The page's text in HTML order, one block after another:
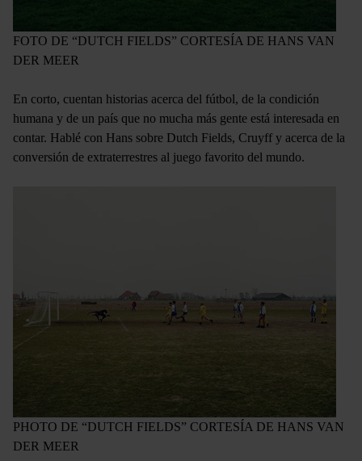
FOTO DE “DUTCH FIELDS” CORTESÍA DE HANS VAN
DER MEER
En corto, cuentan historias acerca del fútbol, de la condición
humana y de un país que no mucha más gente está interesada en
contar. Hablé con Hans sobre Dutch Fields, Cruyff y acerca de la
conversión de extraterrestres al juego favorito del mundo.
PHOTO DE “DUTCH FIELDS” CORTESÍA DE HANS VAN
DER MEER